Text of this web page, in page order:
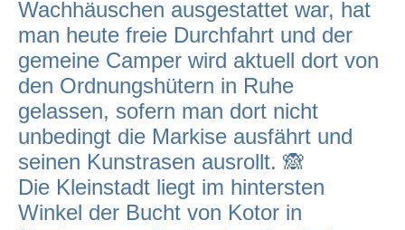
Wachhäuschen ausgestattet war, hat
man heute freie Durchfahrt und der
gemeine Camper wird aktuell dort von
den Ordnungshütern in Ruhe
gelassen, sofern man dort nicht
unbedingt die Markise ausfährt und
seinen Kunstrasen ausrollt. 🙈
Die Kleinstadt liegt im hintersten
Winkel der Bucht von Kotor in